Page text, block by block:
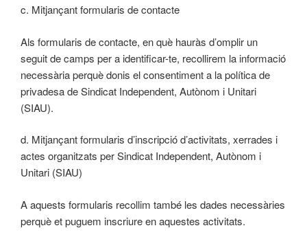
c. Mitjançant formularis de contacte
Als formularis de contacte, en què hauràs d’omplir un
seguit de camps per a identificar-te, recollirem la informació
necessària perquè donis el consentiment a la política de
privadesa de Sindicat Independent, Autònom i Unitari
(SIAU).
d. Mitjançant formularis d’inscripció d’activitats, xerrades i
actes organitzats per Sindicat Independent, Autònom i
Unitari (SIAU)
A aquests formularis recollim també les dades necessàries
perquè et puguem inscriure en aquestes activitats.